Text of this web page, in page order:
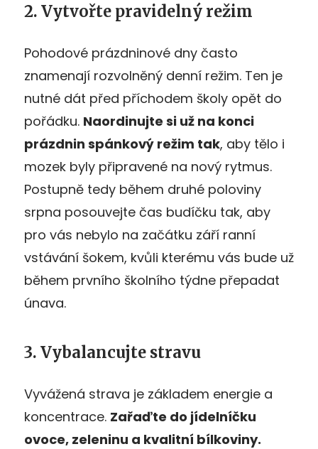
2. Vytvořte pravidelný režim
Pohodové prázdninové dny často
znamenají rozvolněný denní režim. Ten je
nutné dát před příchodem školy opět do
pořádku. Naordinujte si už na konci
prázdnin spánkový režim tak, aby tělo i
mozek byly připravené na nový rytmus.
Postupně tedy během druhé poloviny
srpna posouvejte čas budíčku tak, aby
pro vás nebylo na začátku září ranní
vstávání šokem, kvůli kterému vás bude už
během prvního školního týdne přepadat
únava.
3. Vybalancujte stravu
Vyvážená strava je základem energie a
koncentrace. Zařaďte do jídelníčku
ovoce, zeleninu a kvalitní bílkoviny.